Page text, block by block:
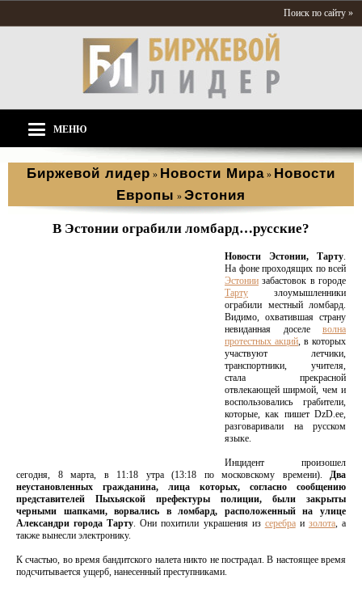
Поиск по сайту »
МЕНЮ
Биржевой лидер » Новости Мира » Новости
Европы » Эстония
В Эстонии ограбили ломбард…русские?
Новости Эстонии, Тарту.
На фоне проходящих по всей
Эстонии забастовок в городе
Тарту злоумышленники
ограбили местный ломбард.
Видимо, охватившая страну
невиданная доселе волна
протестных акций, в которых
участвуют летчики,
транспортники, учителя,
стала прекрасной
отвлекающей ширмой, чем и
воспользовались грабители,
которые, как пишет DzD.ee,
разговаривали на русском
языке.
Инцидент произошел
сегодня, 8 марта, в 11:18 утра (13:18 по московскому времени). Два
неустановленных гражданина, лица которых, согласно сообщению
представителей Пыхьяской префектуры полиции, были закрыты
черными шапками, ворвались в ломбард, расположенный на улице
Александри города Тарту. Они похитили украшения из серебраи золота, а
также вынесли электронику.
К счастью, во время бандитского налета никто не пострадал. В настоящее время
подсчитывается ущерб, нанесенный преступниками.